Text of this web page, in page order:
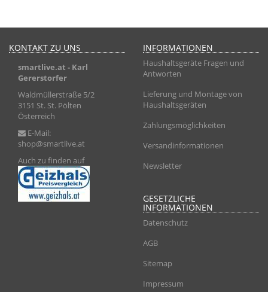
KONTAKT ZU UNS
smartlive.at - Karl
Gererstorfer
Waldmüllerstraße 5/2
3151 St. St. Pölten
Österreich
E-Mail:
shop@smartlive.at
Auch zu finden auf
INFORMATIONEN
Haushaltsgeräte Fragen und
Antworten
Lieferung und Montage von
Haushaltsgeräten
Zahlungsmöglichkeiten
Versandinformationen
Newsletter
GESETZLICHE
INFORMATIONEN
Datenschutz
AGB
Sitemap
Impressum